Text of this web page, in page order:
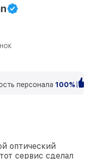
персонала 100%
оптический
сервис сделал